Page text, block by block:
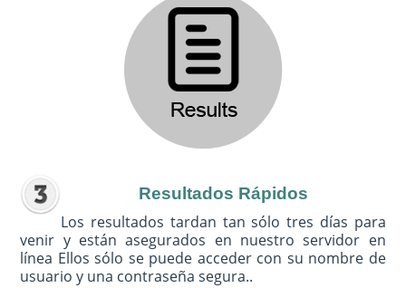
Resultados Rápidos
Los resultados tardan tan sólo tres días para
venir y están asegurados en nuestro servidor en
línea Ellos sólo se puede acceder con su nombre de
usuario y una contraseña segura..